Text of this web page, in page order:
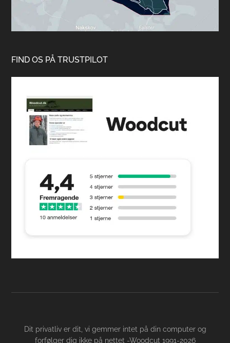
FIND OS PÅ TRUSTPILOT
Dit privatliv er dit, vi gemmer intet på din computer og
forfølger dig ikke på nettet -Woodcut 1991-2026